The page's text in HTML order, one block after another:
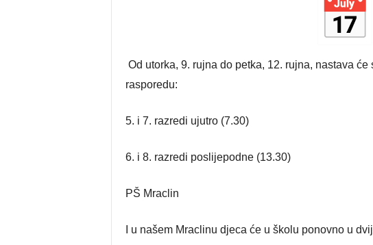
Od utorka, 9. rujna do petka, 12. rujna, nastava
rasporedu:
5. i 7. razredi ujutro (7.30)
6. i 8. razredi poslijepodne (13.30)
PŠ Mraclin
I u našem Mraclinu djeca će u školu ponovno u